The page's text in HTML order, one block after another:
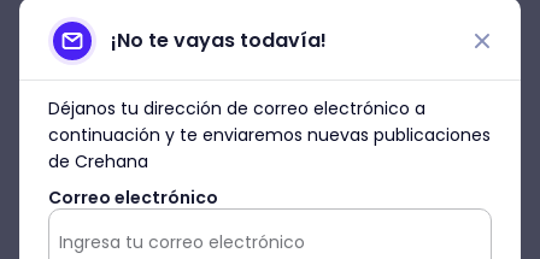
¡No te vayas todavía!
Déjanos tu dirección de correo electrónico a
continuación y te enviaremos nuevas publicaciones
de Crehana
Correo electrónico